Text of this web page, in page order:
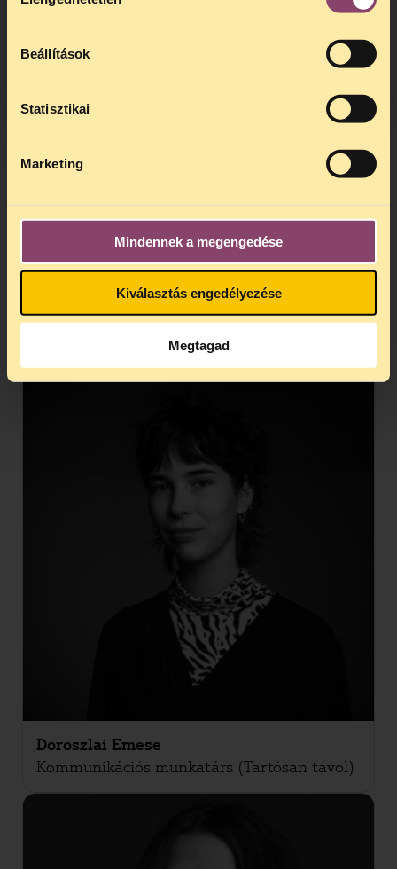
Beállítások
Statisztikai
Marketing
Mindennek a megengedése
Kiválasztás engedélyezése
Megtagad
Dojcsák Dalma
Ügyvezető igazgató
Doroszlai Emese
Kommunikációs munkatárs (Tartósan távol)
kedden, 13 és 15 óra között lesz
alatt is elér minket.